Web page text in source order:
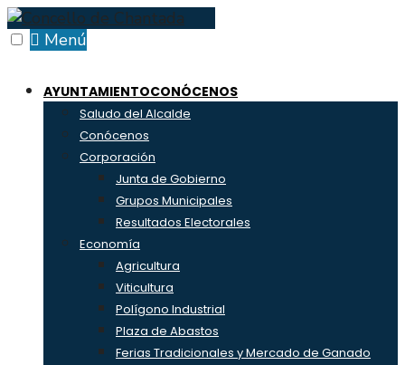
Skip
to
Menú
AYUNTAMIENTOCONÓCENOS
Saludo del Alcalde
Conócenos
Corporación
Junta de Gobierno
Grupos Municipales
Resultados Electorales
Economía
Agricultura
Viticultura
Polígono Industrial
Plaza de Abastos
Ferias Tradicionales y Mercado de Ganado